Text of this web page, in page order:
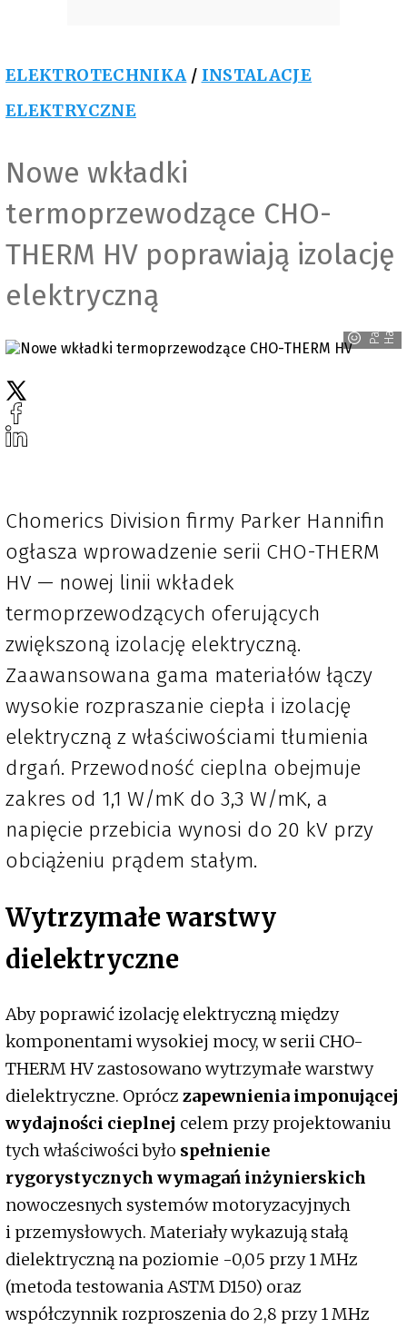
ELEKTROTECHNIKA / INSTALACJE
ELEKTRYCZNE
Nowe wkładki
termoprzewodzące CHO-
THERM HV poprawiają izolację
elektryczną
P
a
r
k
e
r
H
a
n
n
i
f
in
Chomerics Division firmy Parker Hannifin
ogłasza wprowadzenie serii CHO-THERM
HV — nowej linii wkładek
termoprzewodzących oferujących
zwiększoną izolację elektryczną.
Zaawansowana gama materiałów łączy
wysokie rozpraszanie ciepła i izolację
elektryczną z właściwościami tłumienia
drgań. Przewodność cieplna obejmuje
zakres od 1,1 W/mK do 3,3 W/mK, a
napięcie przebicia wynosi do 20 kV przy
obciążeniu prądem stałym.
Wytrzymałe warstwy
dielektryczne
Aby poprawić izolację elektryczną między
komponentami wysokiej mocy, w serii CHO-
THERM HV zastosowano wytrzymałe warstwy
dielektryczne. Oprócz zapewnienia imponującej
wydajności cieplnej celem przy projektowaniu
tych właściwości było spełnienie
rygorystycznych wymagań inżynierskich
nowoczesnych systemów motoryzacyjnych
i przemysłowych. Materiały wykazują stałą
dielektryczną na poziomie -0,05 przy 1 MHz
(metoda testowania ASTM D150) oraz
współczynnik rozproszenia do 2,8 przy 1 MHz